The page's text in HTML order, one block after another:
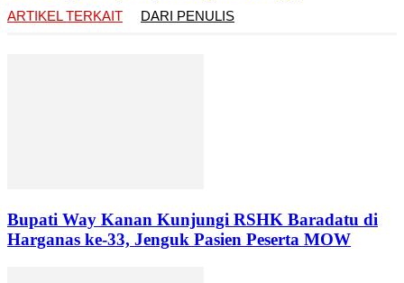
ARTIKEL TERKAIT
DARI PENULIS
Bupati Way Kanan Kunjungi RSHK Baradatu di
Harganas ke-33, Jenguk Pasien Peserta MOW